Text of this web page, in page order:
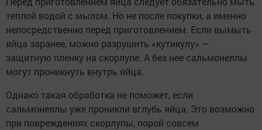
теплой водой с мылом. Но не после покупки, а именно
непосредственно перед приготовлением. Если вымыть
яйца заранее, можно разрушить «кутикулу» —
защитную пленку на скорлупе. А без нее сальмонеллы
могут проникнуть внутрь яйца.
Однако такая обработка не поможет, если
сальмонеллы уже проникли вглубь яйца. Это возможно
при повреждениях скорлупы, порой совсем